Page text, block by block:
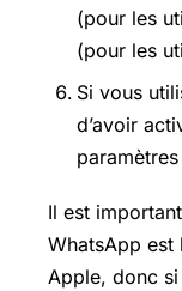
(pour les
(pour les
Si vous
d’avoir
Il est
WhatsApp
Apple, donc